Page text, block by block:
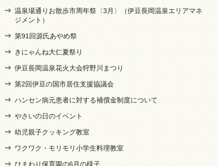
温泉場通りお散歩市周年祭〈3月〉（伊豆長岡温泉エリアマネ
ジメント）
第91回源氏あやめ祭
きにゃんね大仁夏祭り
伊豆長岡温泉花火大会狩野川まつり
第2回伊豆の国市居住支援協議会
ハンセン病元患者に対する補償金制度について
やさいの日のイベント
幼児親子クッキング教室
ワクワク・モリモリ小学生料理教室
ひまわり保育園の6月の様子